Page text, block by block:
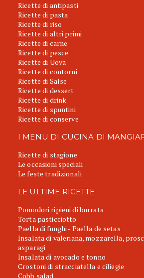
Ricette di antipasti
Ricette di pasta
Ricette di riso
Ricette di altri primi
Ricette di carne
Ricette di pesce
Ricette di Uova
Ricette di contorni
Ricette di Salse
Ricette di dessert
Ricette di drink
Ricette di spuntini
Ricette di conserve
I MENU DI CUCINA DI
Ricette di stagione
Le occasioni speciali
Le feste tradizionali
LE ULTIME RICETTE
Pomodori ripieni di burrata
Torta pasticciotto
Paella di funghi - Paella de setas
Insalata di valeriana, mozzarella,
asparagi
Insalata di avocado e tonno
Crostoni di stracciatella e ciliegie
Cobb salad